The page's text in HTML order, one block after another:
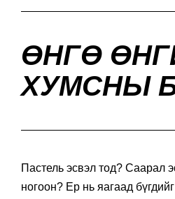
ӨНГӨ
ХУМСНЫ
Пастель эсвэл тод? Саарал
ногоон? Ер нь яагаад